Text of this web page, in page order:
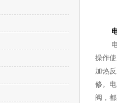
电加
操作
加热
修。
阀，